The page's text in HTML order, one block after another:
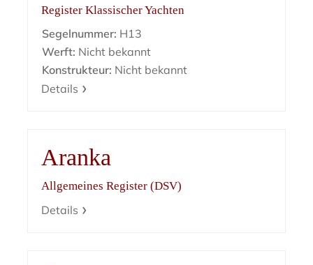
Register Klassischer Yachten
Segelnummer: H13
Werft: Nicht bekannt
Konstrukteur: Nicht bekannt
Details
Aranka
Allgemeines Register (DSV)
Details